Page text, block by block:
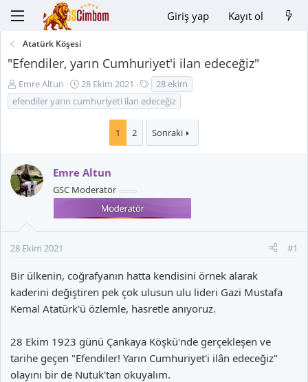
Giriş yap Kayıt ol
Atatürk Köşesi
"Efendiler, yarın Cumhuriyet'i ilan edeceğiz"
K
o
n
B
a
ş
a
Emre Altun
B
a
ş
ç
a
r
i
28 Ekim 2021
t
i
e
28 ekim
efendiler yarın cumhuriyeti ilan edeceğiz
1 2 Sonraki
Emre Altun
GSC Moderatör
28 Ekim 2021 #1
Bir ülkenin, coğrafyanın hatta kendisini örnek alarak
kaderini değiştiren pek çok ulusun ulu lideri Gazi Mustafa
Kemal Atatürk'ü özlemle, hasretle anıyoruz.
28 Ekim 1923 günü Çankaya Köşkü'nde gerçekleşen ve
tarihe geçen "Efendiler! Yarın Cumhuriyet'i ilân edeceğiz"
olayını bir de Nutuk'tan okuyalım.